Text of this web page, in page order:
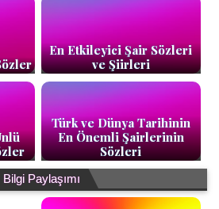
En Etkileyici Şair Sözleri
ve Şiirleri
Türk ve Dünya Tarihinin
En Önemli Şairlerinin
Sözleri
Bilgi Paylaşımı